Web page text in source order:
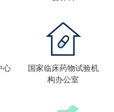
心
国家临床药物试验机
构办公室